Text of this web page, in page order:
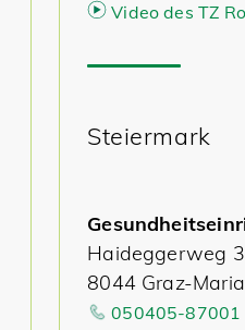
Video des TZ
Steiermark
Haideggerweg
8044 Graz-
050405-87001